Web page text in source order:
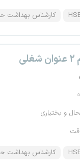
کارشناس بهداشت
و بختیاری
کارشناس بهداشت